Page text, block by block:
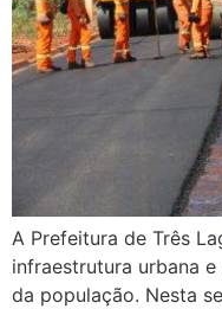
A Prefeitura de Três
infraestrutura urbana
da população. Nesta